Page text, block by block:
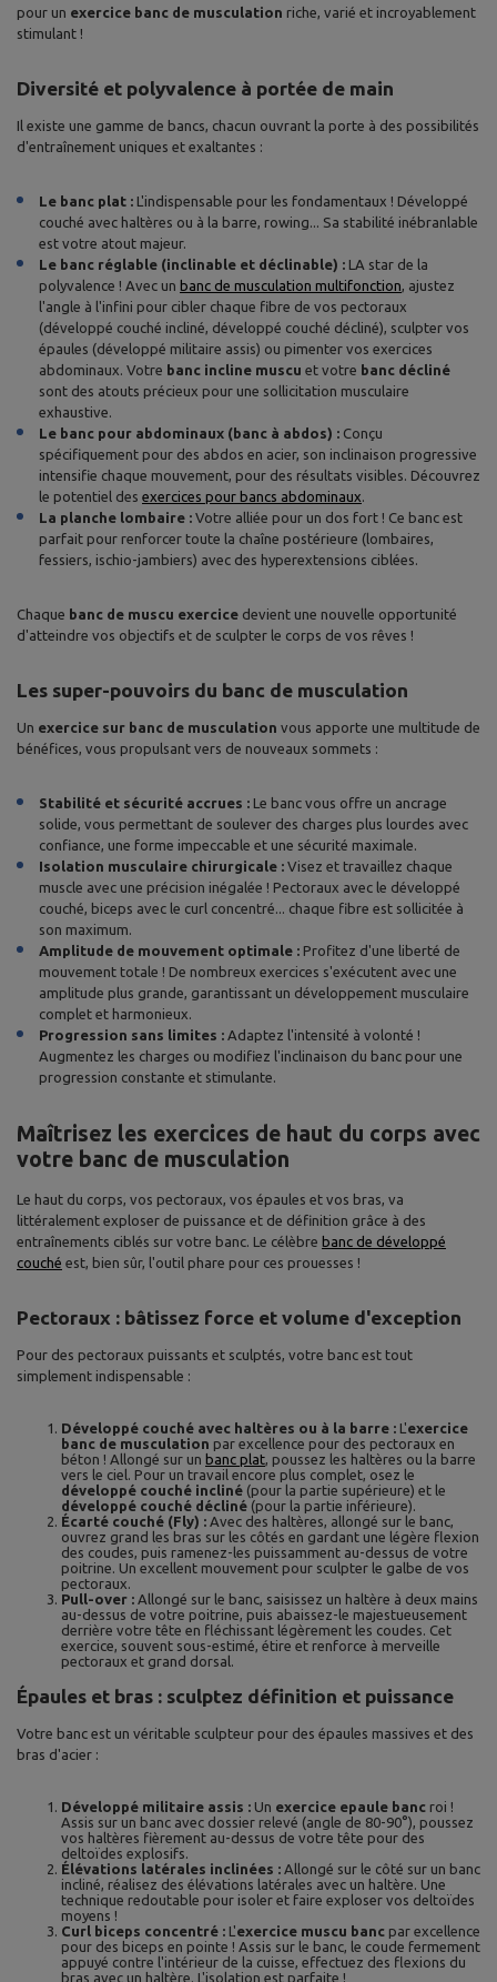
pour un exercice banc de musculation riche, varié et incroyablement
stimulant !
Diversité et polyvalence à portée de main
Il existe une gamme de bancs, chacun ouvrant la porte à des possibilités
d'entraînement uniques et exaltantes :
Le banc plat : L'indispensable pour les fondamentaux ! Développé
couché avec haltères ou à la barre, rowing... Sa stabilité inébranlable
est votre atout majeur.
Le banc réglable (inclinable et déclinable) : LA star de la
polyvalence ! Avec un banc de musculation multifonction , ajustez
l'angle à l'infini pour cibler chaque fibre de vos pectoraux
(développé couché incliné, développé couché décliné), sculpter vos
épaules (développé militaire assis) ou pimenter vos exercices
abdominaux. Votre banc incline muscu et votre banc décliné
sont des atouts précieux pour une sollicitation musculaire
exhaustive.
Le banc pour abdominaux (banc à abdos) : Conçu
spécifiquement pour des abdos en acier, son inclinaison progressive
intensifie chaque mouvement, pour des résultats visibles. Découvrez
le potentiel des exercices pour bancs abdominaux
La planche lombaire : Votre alliée pour un dos fort ! Ce banc est
parfait pour renforcer toute la chaîne postérieure (lombaires,
fessiers, ischio-jambiers) avec des hyperextensions ciblées.
Chaque banc de muscu exercice devient une nouvelle opportunité
d'atteindre vos objectifs et de sculpter le corps de vos rêves !
Les super-pouvoirs du banc de musculation
Un exercice sur banc de musculation vous apporte une multitude de
bénéfices, vous propulsant vers de nouveaux sommets :
Stabilité et sécurité accrues : Le banc vous offre un ancrage
solide, vous permettant de soulever des charges plus lourdes avec
confiance, une forme impeccable et une sécurité maximale.
Isolation musculaire chirurgicale : Visez et travaillez chaque
muscle avec une précision inégalée ! Pectoraux avec le développé
couché, biceps avec le curl concentré... chaque fibre est sollicitée à
son maximum.
Amplitude de mouvement optimale : Profitez d'une liberté de
mouvement totale ! De nombreux exercices s'exécutent avec une
amplitude plus grande, garantissant un développement musculaire
complet et harmonieux.
Progression sans limites : Adaptez l'intensité à volonté !
Augmentez les charges ou modifiez l'inclinaison du banc pour une
progression constante et stimulante.
Maîtrisez les exercices de haut du corps avec
votre banc de musculation
Le haut du corps, vos pectoraux, vos épaules et vos bras, va
littéralement exploser de puissance et de définition grâce à des
entraînements ciblés sur votre banc. Le célèbre banc de développé
couché est, bien sûr, l'outil phare pour ces prouesses !
Pectoraux : bâtissez force et volume d'exception
Pour des pectoraux puissants et sculptés, votre banc est tout
simplement indispensable :
Développé couché avec haltères ou à la barre : L'exercice
banc de musculation par excellence pour des pectoraux en
béton ! Allongé sur un banc plat , poussez les haltères ou la barre
vers le ciel. Pour un travail encore plus complet, osez le
développé couché incliné (pour la partie supérieure) et le
développé couché décliné (pour la partie inférieure).
Écarté couché (Fly) : Avec des haltères, allongé sur le banc,
ouvrez grand les bras sur les côtés en gardant une légère flexion
des coudes, puis ramenez-les puissamment au-dessus de votre
poitrine. Un excellent mouvement pour sculpter le galbe de vos
pectoraux.
Pull-over : Allongé sur le banc, saisissez un haltère à deux mains
au-dessus de votre poitrine, puis abaissez-le majestueusement
derrière votre tête en fléchissant légèrement les coudes. Cet
exercice, souvent sous-estimé, étire et renforce à merveille
pectoraux et grand dorsal.
Épaules et bras : sculptez définition et puissance
Votre banc est un véritable sculpteur pour des épaules massives et des
bras d'acier :
Développé militaire assis : Un exercice epaule banc roi !
Assis sur un banc avec dossier relevé (angle de 80-90°), poussez
vos haltères fièrement au-dessus de votre tête pour des
deltoïdes explosifs.
Élévations latérales inclinées : Allongé sur le côté sur un banc
incliné, réalisez des élévations latérales avec un haltère. Une
technique redoutable pour isoler et faire exploser vos deltoïdes
moyens !
Curl biceps concentré : L'exercice muscu banc par excellence
pour des biceps en pointe ! Assis sur le banc, le coude fermement
appuyé contre l'intérieur de la cuisse, effectuez des flexions du
bras avec un haltère. L'isolation est parfaite !